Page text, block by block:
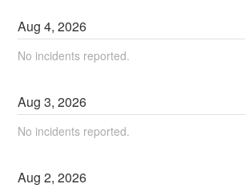
Aug4,2026
No incidents reported.
Aug3,2026
No incidents reported.
Aug2,2026